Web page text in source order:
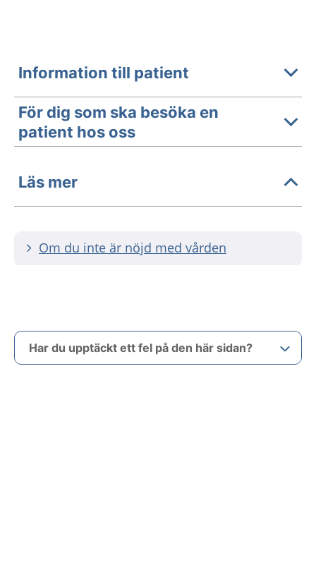
Information till patient
För dig som ska besöka en
patient hos oss
Läs mer
Om du inte är nöjd med vården
Har du upptäckt ett fel på den här sidan?